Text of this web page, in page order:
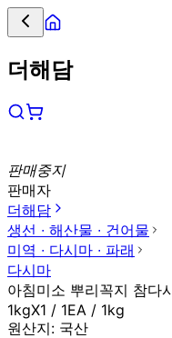
더해담
판매중지
판매자
더해담
생선 ∙ 해산물 ∙ 건어물
미역 ∙ 다시마 ∙ 파래
다시마
아침미소 뿌리꼭지 참다
1kgX1 / 1EA / 1kg
원산지: 국산